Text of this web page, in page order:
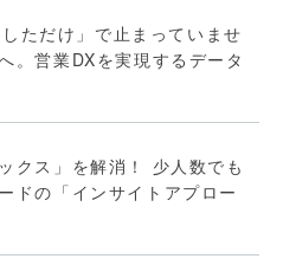
ただけ」で止まっていませ
営業DXを実現するデータ
クス」を解消！ 少人数でも
ドの「インサイトアプロー